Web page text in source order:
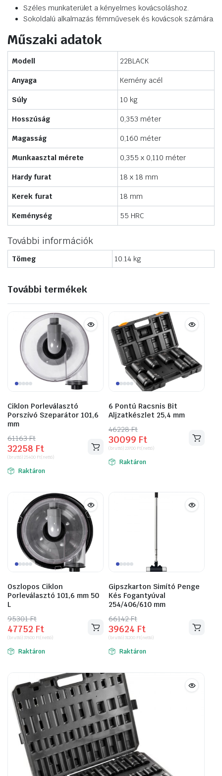
Széles munkaterület a kényelmes kovácsoláshoz.
Sokoldalú alkalmazás fémművesek és kovácsok számára.
Műszaki adatok
Modell 22BLACK
Anyaga Kemény acél
Súly 10 kg
Hosszúság 0,353 méter
Magasság 0,160 méter
Munkaasztal mérete 0,355 x 0,110 méter
Hardy furat 18 x 18 mm
Kerek furat 18 mm
Keménység 55 HRC
További információk
Tömeg 10.14 kg
További termékek
Ciklon Porleválasztó
Porszívó Szeparátor 101,6
mm
61163Ft
Original
price
was:
61163 Ft.
32258 Ft
Current
price
is:
32258 Ft.
(bruttó)25400 Ft(nettó)
Raktáron
6 Pontú Racsnis Bit
Aljzatkészlet 25,4 mm
46228Ft
Original
price
was:
46228 Ft.
30099 Ft
Current
price
is:
30099 Ft.
(bruttó)23700 Ft(nettó)
Raktáron
Oszlopos Ciklon
Porleválasztó 101,6 mm 50
L
95301Ft
Original
price
was:
95301 Ft.
47752 Ft
Current
price
is:
47752 Ft.
(bruttó)37600 Ft(nettó)
Raktáron
Gipszkarton Simító Penge
Kés Fogantyúval
254/406/610 mm
66142Ft
Original
price
was:
66142 Ft.
39624 Ft
Current
price
is:
39624 Ft.
(bruttó)31200 Ft(nettó)
Raktáron